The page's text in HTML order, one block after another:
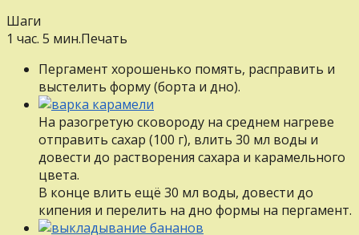
Шаги
1 час. 5 мин.Печать
Пергамент хорошенько помять, расправить и
выстелить форму (борта и дно).
На разогретую сковороду на среднем нагреве
отправить сахар (100 г), влить 30 мл воды и
довести до растворения сахара и карамельного
цвета.
В конце влить ещё 30 мл воды, довести до
кипения и перелить на дно формы на пергамент.